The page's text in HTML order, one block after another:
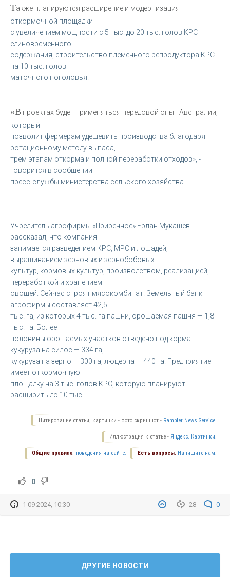
Также планируются расширение и модернизация
откормочной площадки
с увеличением мощности с 5 тыс. до 20 тыс. голов КРС
единовременного
содержания, строительство племенного репродуктора КРС
на 10 тыс. голов
маточного поголовья.
«В проектах будет применяться передовой опыт Австралии,
который
позволит фермерам удешевить производства благодаря
ротационному методу выпаса,
трем этапам откорма и полной переработки отходов», -
говорится в сообщении
пресс-службы министерства сельского хозяйства.
Учредитель агрофирмы «Приречное» Ерлан Мукашев
рассказал, что компания
занимается разведением КРС, МРС и лошадей,
выращиванием зерновых и зернобобовых
культур, кормовых культур, производством, реализацией,
переработкой и хранением
овощей. Сейчас строят мясокомбинат. ​Земельный банк
агрофирмы составляет 42,5
тыс. га, из которых 4 тыс. га пашни, орошаемая пашня — 1,8
тыс. га. Более
половины орошаемых участков отведено под корма:
кукуруза на силос — 334 га,
кукуруза на зерно — 300 га, люцерна — 440 га. Предприятие
имеет откормочную
площадку на 3 тыс. голов КРС, которую планируют
расширить до 10 тыс.
Цитирование статьи, картинки - фото скриншот - Rambler News Service.
Иллюстрация к статье - Яндекс. Картинки.
Есть вопросы. Напишите нам.
Общие правила поведения на сайте.
0
28 0
1-09-2024, 10:30
ДРУГИЕ НОВОСТИ